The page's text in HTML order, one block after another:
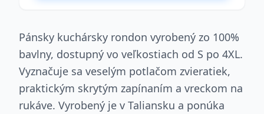
Pánsky kuchársky rondon vyrobený zo 100%
bavlny, dostupný vo veľkostiach od S po 4XL.
Vyznačuje sa veselým potlačom zvieratiek,
praktickým skrytým zapínaním a vreckom na
rukáve. Vyrobený je v Taliansku a ponúka